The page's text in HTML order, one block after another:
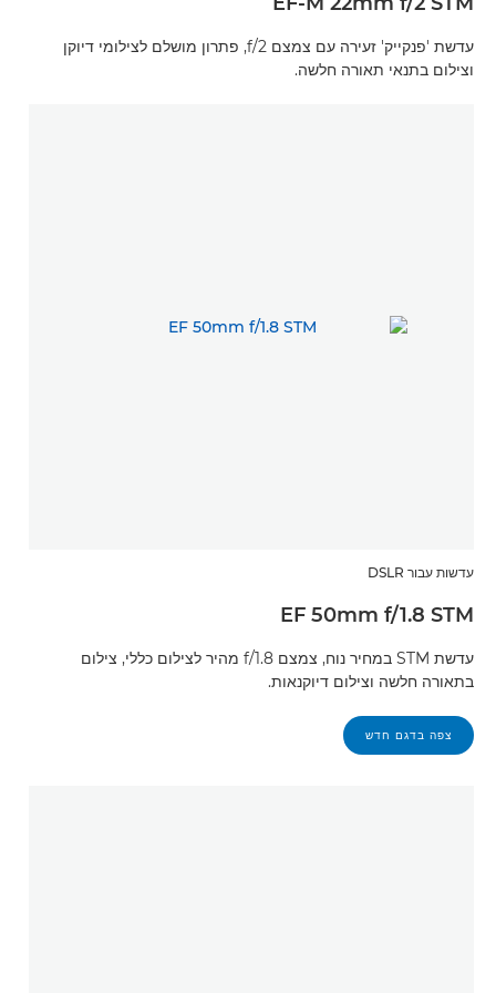
עדשת 'פנקייק' זעירה עם צמצם f/2, פתרון מושלם לצילומי דיוקן
וצילום בתנאי תאורה חלשה.
עדשות עבור DSLR
EF 50mm f/1.8 STM
עדשת STM במחיר נוח, צמצם f/1.8 מהיר לצילום כללי, צילום
בתאורה חלשה וצילום דיוקנאות.
צפה בדגם חדש